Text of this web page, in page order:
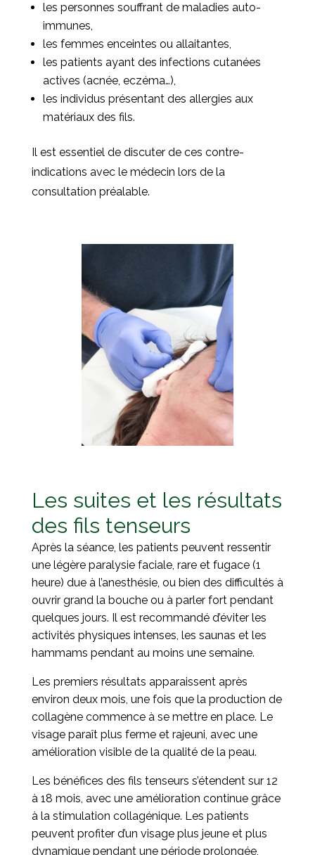
les personnes souffrant de maladies auto-
immunes,
les femmes enceintes ou allaitantes,
les patients ayant des infections cutanées
actives (acnée, eczéma…),
les individus présentant des allergies aux
matériaux des fils.
Il est essentiel de discuter de ces contre-
indications avec le médecin lors de la
consultation préalable.
Les suites et les résultats
des fils tenseurs
Après la séance, les patients peuvent ressentir
une légère paralysie faciale, rare et fugace (1
heure) due à l’anesthésie, ou bien des difficultés à
ouvrir grand la bouche ou à parler fort pendant
quelques jours. Il est recommandé d’éviter les
activités physiques intenses, les saunas et les
hammams pendant au moins une semaine.
Les premiers résultats apparaissent après
environ deux mois, une fois que la production de
collagène commence à se mettre en place. Le
visage paraît plus ferme et rajeuni, avec une
amélioration visible de la qualité de la peau.
Les bénéfices des fils tenseurs s’étendent sur 12
à 18 mois, avec une amélioration continue grâce
à la stimulation collagénique. Les patients
peuvent profiter d’un visage plus jeune et plus
dynamique pendant une période prolongée,